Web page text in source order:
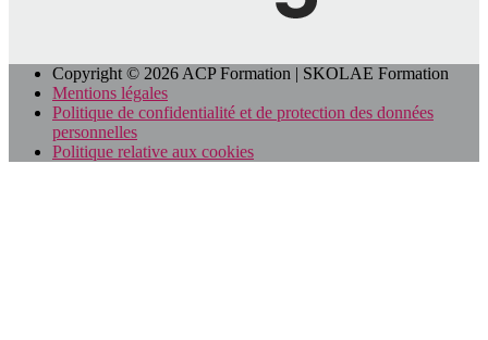
Copyright © 2026 ACP Formation | SKOLAE Formation
Mentions légales
Politique de confidentialité et de protection des données
personnelles
Politique relative aux cookies